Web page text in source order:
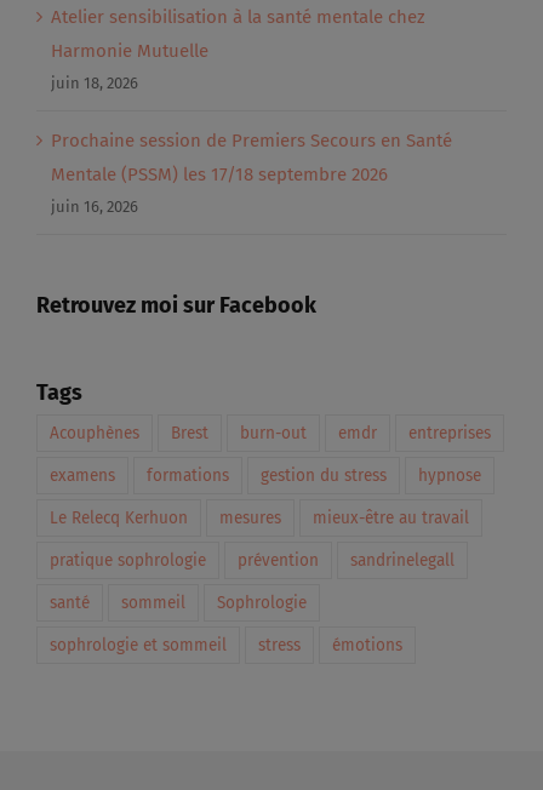
Atelier sensibilisation à la santé mentale chez
Harmonie Mutuelle
juin 18, 2026
Prochaine session de Premiers Secours en Santé
Mentale (PSSM) les 17/18 septembre 2026
juin 16, 2026
Retrouvez moi sur Facebook
Tags
Acouphènes Brest burn-out emdr entreprises
examens formations gestion du stress hypnose
Le Relecq Kerhuon mesures mieux-être au travail
pratique sophrologie prévention sandrinelegall
santé sommeil Sophrologie
sophrologie et sommeil stress émotions